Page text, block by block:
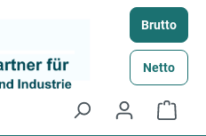
Brutto
Netto